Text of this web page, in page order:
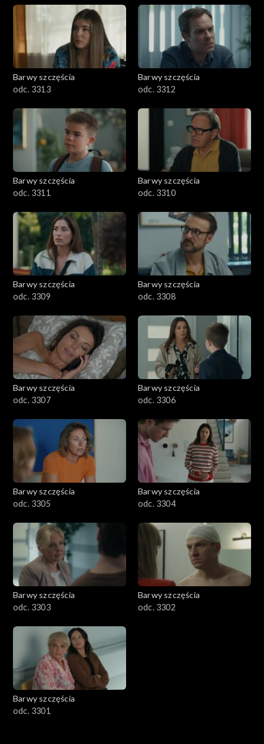
Barwy szczęścia
odc. 3313
Barwy szczęścia
odc. 3312
Barwy szczęścia
odc. 3311
Barwy szczęścia
odc. 3310
Barwy szczęścia
odc. 3309
Barwy szczęścia
odc. 3308
Barwy szczęścia
odc. 3307
Barwy szczęścia
odc. 3306
Barwy szczęścia
odc. 3305
Barwy szczęścia
odc. 3304
Barwy szczęścia
odc. 3303
Barwy szczęścia
odc. 3302
Barwy szczęścia
odc. 3301